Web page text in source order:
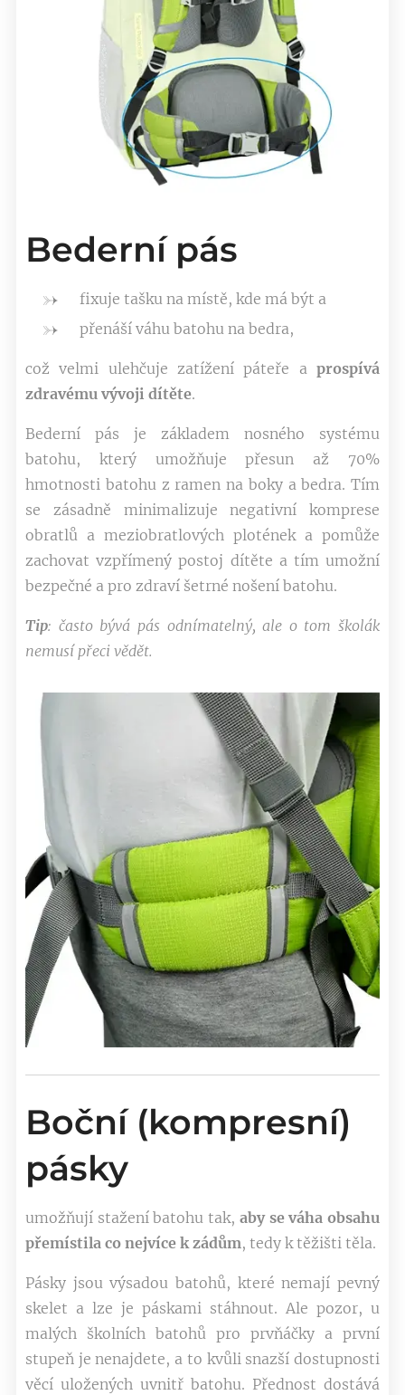
Bederní pás
fixuje tašku na místě, kde má být a
přenáší váhu batohu na bedra,
což velmi ulehčuje zatížení páteře a prospívá
zdravému vývoji dítěte.
Bederní pás je základem nosného systému
batohu, který umožňuje přesun až 70%
hmotnosti batohu z ramen na boky a bedra. Tím
se zásadně minimalizuje negativní komprese
obratlů a meziobratlových plotének a pomůže
zachovat vzpřímený postoj dítěte a tím umožní
bezpečné a pro zdraví šetrné nošení batohu.
Tip: často bývá pás odnímatelný, ale o tom školák
nemusí přeci vědět.
Boční (kompresní)
pásky
umožňují stažení batohu tak, aby seváha obsahu
přemístila co nejvíce k zádům, tedy k těžišti těla.
Pásky jsou výsadou batohů, které nemají pevný
skelet a lze je páskami stáhnout. Ale pozor, u
malých školních batohů pro prvňáčky a první
stupeň je nenajdete, a to kvůli snazší dostupnosti
věcí uložených uvnitř batohu. Přednost dostává